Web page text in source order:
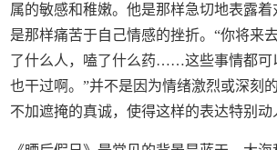
属的敏感和稚嫩。他是那样急切地表露
是那样痛苦于自己情感的挫折。“你将来
了什么人，嗑了什么药……这些事情都可
也干过啊。”并不是因为情绪激烈或深刻
不加遮掩的真诚，使得这样的表达特别动